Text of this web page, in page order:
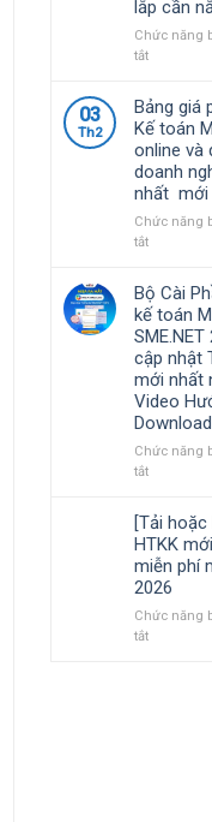
hộ
kinh
doanh,
kinh
doanh
toán
MISA
SME.NET
R3
cập
nhật
TT99/2025
mới
nhất
năm
2026
Hướng
dẫn
tải
Download
cài
đặt
lắp cần
Chức năng
tắtở
công
việc
của
kế
toán
trong
doanh
nghiệp
cần
nắm
rõ
03
Th2
Bảng giá
Kế toán
online và
doanh
nhất mới
Chức năng
tắtở
giá
phần
mềm
Kế
toán
MISA
AMIS
online
và
quản
nghiệp
hợp
nhất
mới
nhất
2026
Bộ Cài
kế toán
SME.NET
cập nhật
mới nhất
Video
Chức năng
tắtở
Cài
Phần
mềm
kế
toán
MISA
SME.NET
[Tải hoặc
HTKK
miễn phí
2026
Chức năng
tắtở